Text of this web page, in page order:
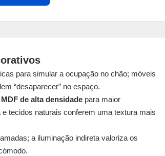
para simular a ocupação no chão; móveis
“desaparecer” no espaço.
de alta densidade para maior
tecidos naturais conferem uma textura mais
a iluminação indireta valoriza os